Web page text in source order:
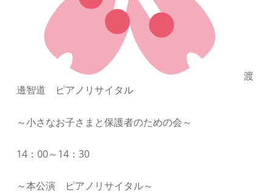
渡
邊智道 ピアノリサイタル
～小さなお子さまと保護者のための会～
14：00～14：30
～本公演 ピアノリサイタル～